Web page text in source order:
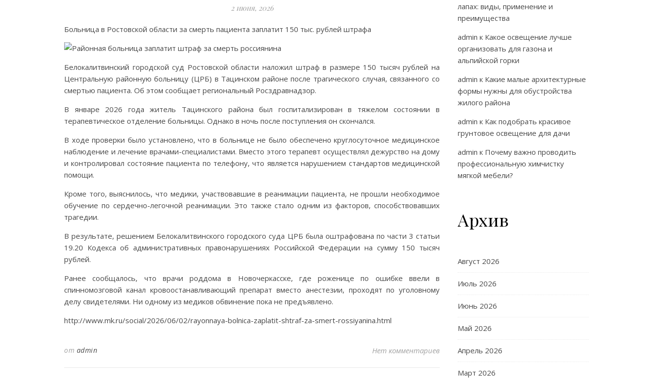
2 июня, 2026
Больница в Ростовской области за смерть пациента заплатит 150 тыс. рублей штрафа
Белокалитвинский городской суд Ростовской области наложил штраф в размере 150 тысяч рублей на
Центральную районную больницу (ЦРБ) в Тацинском районе после трагического случая, связанного со
смертью пациента. Об этом сообщает региональный Росздравнадзор.
В январе 2026 года житель Тацинского района был госпитализирован в тяжелом состоянии в
терапевтическое отделение больницы. Однако в ночь после поступления он скончался.
В ходе проверки было установлено, что в больнице не было обеспечено круглосуточное медицинское
наблюдение и лечение врачами-специалистами. Вместо этого терапевт осуществлял дежурство на дому
и контролировал состояние пациента по телефону, что является нарушением стандартов медицинской
помощи.
Кроме того, выяснилось, что медики, участвовавшие в реанимации пациента, не прошли необходимое
обучение по сердечно-легочной реанимации. Это также стало одним из факторов, способствовавших
трагедии.
В результате, решением Белокалитвинского городского суда ЦРБ была оштрафована по части 3 статьи
19.20 Кодекса об административных правонарушениях Российской Федерации на сумму 150 тысяч
рублей.
Ранее сообщалось, что врачи роддома в Новочеркасске, где роженице по ошибке ввели в
спинномозговой канал кровоостанавливающий препарат вместо анестезии, проходят по уголовному
делу свидетелями. Ни одному из медиков обвинение пока не предъявлено.
http://www.mk.ru/social/2026/06/02/rayonnaya-bolnica-zaplatit-shtraf-za-smert-rossiyanina.html
от admin Нет комментариев
лапах: виды, применение и
преимущества
admin к Какое освещение лучше
организовать для газона и
альпийской горки
admin к Какие малые архитектурные
формы нужны для обустройства
жилого района
admin к Как подобрать красивое
грунтовое освещение для дачи
admin к Почему важно проводить
профессиональную химчистку
мягкой мебели?
Архив
Август 2026
Июль 2026
Июнь 2026
Май 2026
Апрель 2026
Март 2026